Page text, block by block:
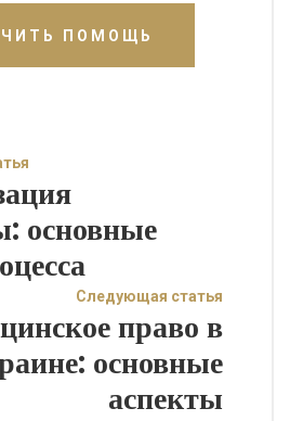
ПОМОЩЬ
основные
Следующая статья
право в
основные
аспекты